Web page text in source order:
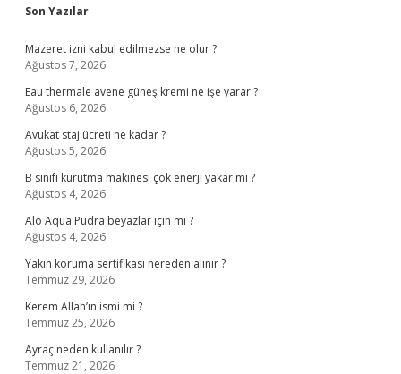
Sidebar
Son Yazılar
Mazeret izni kabul edilmezse ne olur ?
Ağustos 7, 2026
Eau thermale avene güneş kremi ne işe yarar ?
Ağustos 6, 2026
Avukat staj ücreti ne kadar ?
Ağustos 5, 2026
B sınıfı kurutma makinesi çok enerji yakar mı ?
Ağustos 4, 2026
Alo Aqua Pudra beyazlar için mi ?
Ağustos 4, 2026
Yakın koruma sertifikası nereden alınır ?
Temmuz 29, 2026
Kerem Allah’ın ismi mi ?
Temmuz 25, 2026
Ayraç neden kullanılır ?
Temmuz 21, 2026